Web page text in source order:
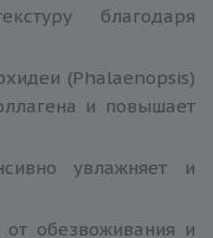
благодаря
(Phalaenopsis)
и повышает
увлажняет и
обезвоживания и